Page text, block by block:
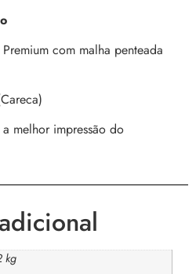
com malha penteada
a melhor impressão do
kg